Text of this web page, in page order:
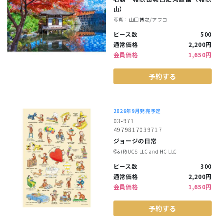
山）
写真：山口博之/アフロ
ピース数
500
通常価格
2,200円
会員価格
1,650円
予約する
2026年9月発売予定
03-971
4979817039717
ジョージの日常
©︎&(R)UCS LLC and HC LLC
ピース数
300
通常価格
2,200円
会員価格
1,650円
予約する